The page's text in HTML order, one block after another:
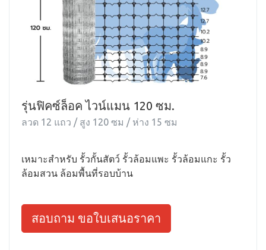
รุ่นฟิคซ์ล็อค ไวน์แมน 120 ซม.
ลวด 12 แถว / สูง 120 ซม / ห่าง 15 ซม
เหมาะสำหรับ รั้วกั้นสัตว์ รั้วล้อมแพะ รั้วล้อมแกะ รั้ว
ล้อมสวน ล้อมพื้นที่รอบบ้าน
สอบถาม ขอใบเสนอราคา